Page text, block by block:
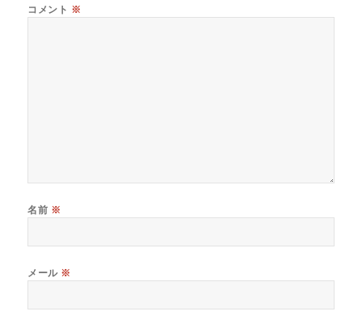
コメント ※
名前 ※
メール ※